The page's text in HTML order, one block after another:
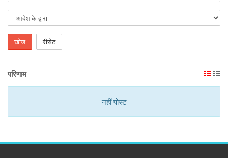
खोज रीसेट
परिणाम
नहीं पोस्ट